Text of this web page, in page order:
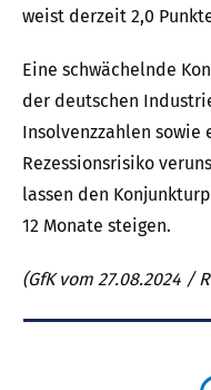
weist derzeit 2,0
Eine schwächelnde
der deutschen
Insolvenzzahlen sowie
Rezessionsrisiko
lassen den
12 Monate steigen.
(GfK vom 27.08.2024 /